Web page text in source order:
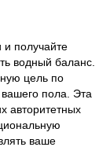
получайте
водный баланс.
цель по
пола. Эта
авторитетных
ваше